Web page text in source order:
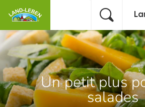
Un petit plus
salades